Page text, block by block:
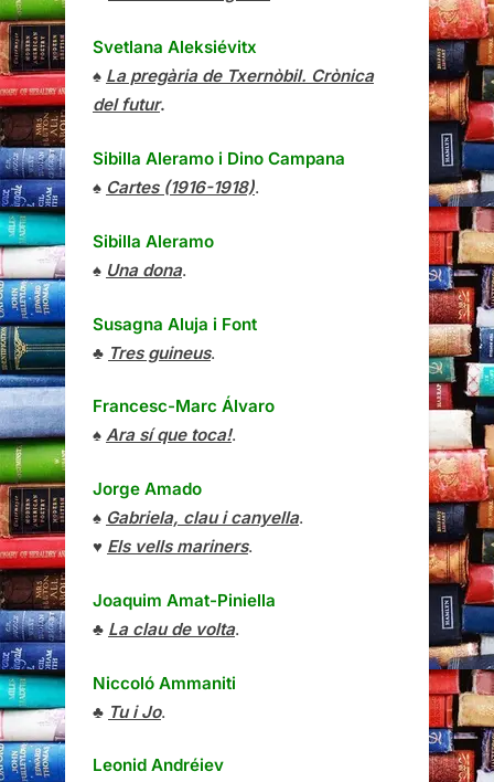
Svetlana Aleksiévitx
♠ La pregària de Txernòbil. Crònica
del futur.
Sibilla Aleramo i Dino Campana
♠ Cartes (1916-1918).
Sibilla Aleramo
♠ Una dona.
Susagna Aluja i Font
♣ Tres guineus.
Francesc-Marc Álvaro
♠ Ara sí que toca!.
Jorge Amado
♠ Gabriela, clau i canyella.
♥ Els vells mariners.
Joaquim Amat-Piniella
♣ La clau de volta.
Niccoló Ammaniti
♣ Tu i Jo.
Leonid Andréiev